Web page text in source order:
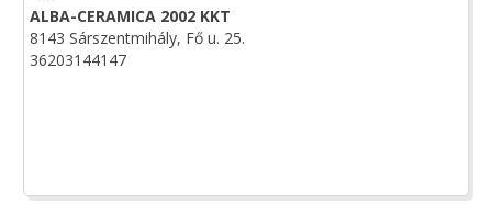
ALBA-CERAMICA 2002 KKT
8143 Sárszentmihály, Fő u. 25.
36203144147